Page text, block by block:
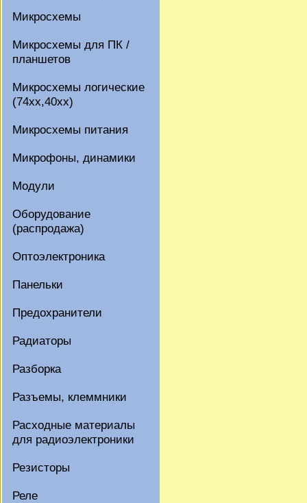
Микросхемы
Микросхемы для ПК /
планшетов
Микросхемы логические
(74xx,40xx)
Микросхемы питания
Микрофоны, динамики
Модули
Оборудование
(распродажа)
Оптоэлектроника
Панельки
Предохранители
Радиаторы
Разборка
Разъемы, клеммники
Расходные материалы
для радиоэлектроники
Резисторы
Реле